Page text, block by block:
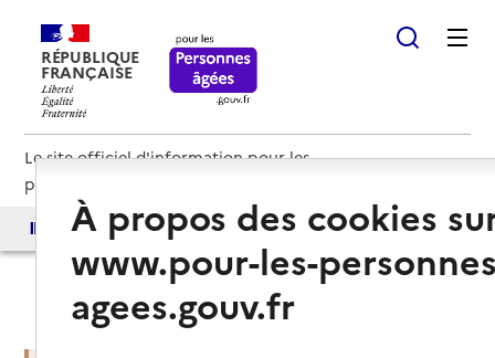
RÉPUBLIQUE
FRANÇAISE
Le site officiel d'information pour les
personnes âgées et les aidants
Accès aux annuaires Accès par besoin
À propos des cookies
www.pour-les-
agees.gouv.fr